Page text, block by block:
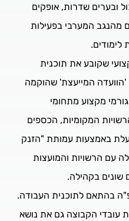
ובערים שדרות, אופקים
כ-70 סטודנטים מהנגב המערבי בפעילות
לימודים.
שקובע את תוכנית
המייעצת' שהוקמה
מקצוע מתחומי
המקומיות, הכספים
באמצעות עמותת "הזנק
עם הרשויות והמועצות
שונים בקהילה.
בהתאם לתוכנית העבודה.
עובדי הקבוצה גם את נושא